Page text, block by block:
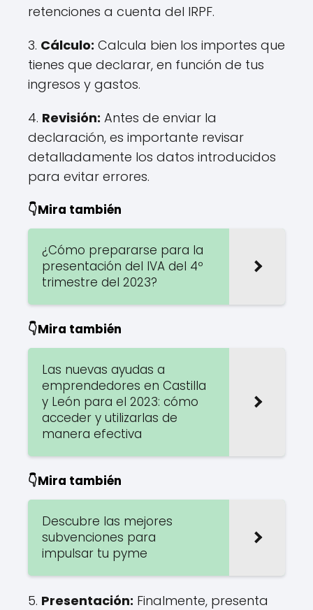
retenciones a cuenta del IRPF.
3. Cálculo: Calcula bien los importes que
tienes que declarar, en función de tus
ingresos y gastos.
4. Revisión: Antes de enviar la
declaración, es importante revisar
detalladamente los datos introducidos
para evitar errores.
👇Mira también
¿Cómo prepararse para la
presentación del IVA del 4º
trimestre del 2023?
👇Mira también
Las nuevas ayudas a
emprendedores en Castilla
y León para el 2023: cómo
acceder y utilizarlas de
manera efectiva
👇Mira también
Descubre las mejores
subvenciones para
impulsar tu pyme
5. Presentación: Finalmente, presenta